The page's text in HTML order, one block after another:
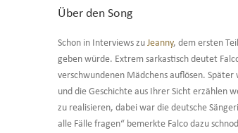
Über den Song
Schon in Interviews zuJeanny, dem ersten
geben würde. Extrem sarkastisch deutet
verschwundenen Mädchens auflösen. Später
und die Geschichte aus Ihrer Sicht erzählen
zu realisieren, dabei war die deutsche
alle Fälle fragen“ bemerkte Falco dazu